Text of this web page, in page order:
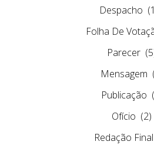
Despacho
Folha De
Parecer
Mensagem
Publicação
Ofício (2)
Redação Final